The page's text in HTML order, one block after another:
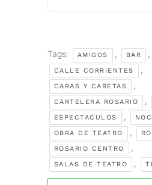
Tags: AMIGOS , BAR ,
CALLE CORRIENTES ,
CARAS Y CARETAS ,
CARTELERA ROSARIO ,
ESPECTACULOS ,
OBRA DE TEATRO ,
ROSARIO CENTRO ,
SALAS DE TEATRO ,